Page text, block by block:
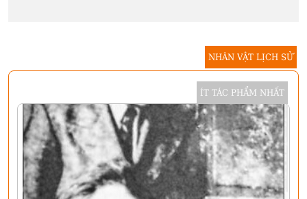
NHÂN VẬT LỊCH SỬ
ÍT TÁC PHẨM NHẤT